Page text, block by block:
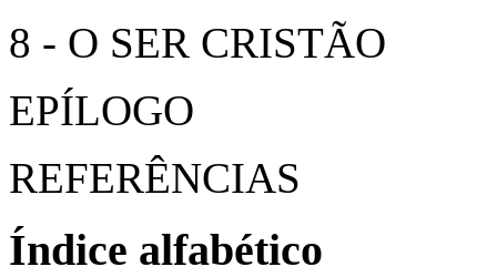
8 - O SER CRISTÃO
EPÍLOGO
REFERÊNCIAS
Índice alfabético